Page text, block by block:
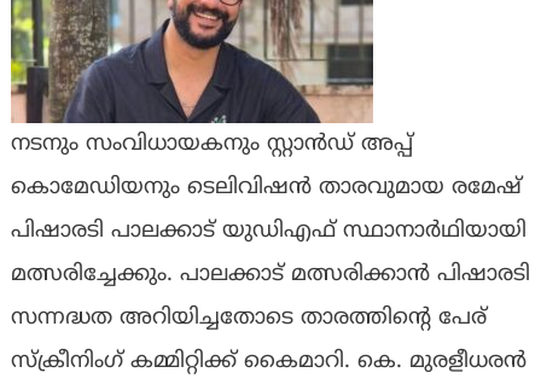
നടനും സംവിധായകനും സ്റ്റാന്‍ഡ് അപ്പ്
കൊമേഡിയനും ടെലിവിഷന്‍ താരവുമായ രമേഷ്
പിഷാരടി പാലക്കാട് യുഡിഎഫ് സ്ഥാനാര്‍ഥിയായി
മത്സരിച്ചേക്കും. പാലക്കാട് മത്സരിക്കാന്‍ പിഷാരടി
സന്നദ്ധത അറിയിച്ചതോടെ താരത്തിന്റെ പേര്
സ്‌ക്രീനിംഗ് കമ്മിറ്റിക്ക് കൈമാറി. കെ. മുരളീധരന്‍